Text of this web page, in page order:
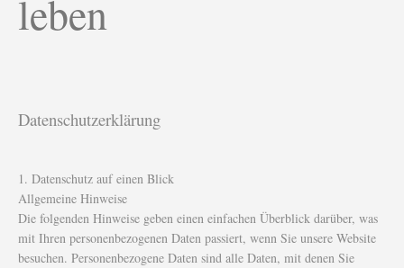
leben
Datenschutzerklärung
1. Datenschutz auf einen Blick
Allgemeine Hinweise
Die folgenden Hinweise geben einen einfachen Überblick darüber, was
mit Ihren personenbezogenen Daten passiert, wenn Sie unsere Website
besuchen. Personenbezogene Daten sind alle Daten, mit denen Sie